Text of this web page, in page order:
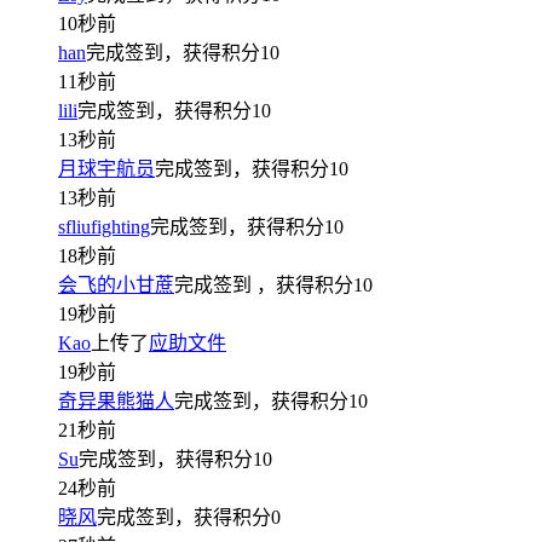
10秒前
han完成签到，获得积分10
11秒前
lili完成签到，获得积分10
13秒前
月球宇航员完成签到，获得积分10
13秒前
sfliufighting完成签到，获得积分10
18秒前
会飞的小甘蔗完成签到 ，获得积分10
19秒前
Kao 上传了应助文件
19秒前
奇异果熊猫人完成签到，获得积分10
21秒前
Su完成签到，获得积分10
24秒前
晓风完成签到，获得积分0